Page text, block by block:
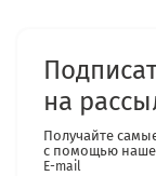
на
Получайте
с помощью
E-mail